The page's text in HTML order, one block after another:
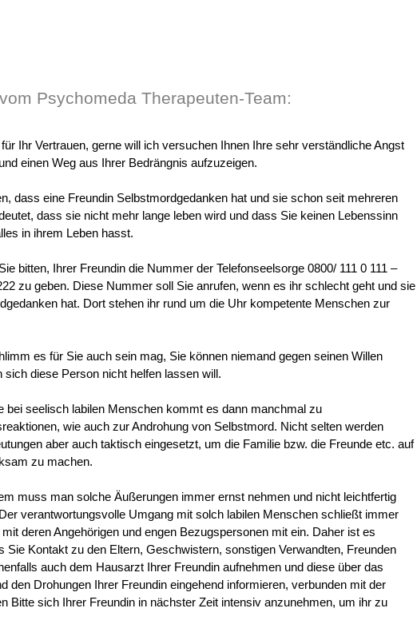
Psychomeda Therapeuten-Team:
Ihr Vertrauen, gerne will ich versuchen Ihnen Ihre sehr verständliche Angst
einen Weg aus Ihrer Bedrängnis aufzuzeigen.
dass eine Freundin Selbstmordgedanken hat und sie schon seit mehreren
dass sie nicht mehr lange leben wird und dass Sie keinen Lebenssinn
in ihrem Leben hasst.
bitten, Ihrer Freundin die Nummer der Telefonseelsorge 0800/ 111 0 111 –
zu geben. Diese Nummer soll Sie anrufen, wenn es ihr schlecht geht und sie
hat. Dort stehen ihr rund um die Uhr kompetente Menschen zur
es für Sie auch sein mag, Sie können niemand gegen seinen Willen
sich diese Person nicht helfen lassen will.
bei seelisch labilen Menschen kommt es dann manchmal zu
wie auch zur Androhung von Selbstmord. Nicht selten werden
aber auch taktisch eingesetzt, um die Familie bzw. die Freunde etc. auf
zu machen.
muss man solche Äußerungen immer ernst nehmen und nicht leichtfertig
verantwortungsvolle Umgang mit solch labilen Menschen schließt immer
deren Angehörigen und engen Bezugspersonen mit ein. Daher ist es
Sie Kontakt zu den Eltern, Geschwistern, sonstigen Verwandten, Freunden
auch dem Hausarzt Ihrer Freundin aufnehmen und diese über das
den Drohungen Ihrer Freundin eingehend informieren, verbunden mit der
Bitte sich Ihrer Freundin in nächster Zeit intensiv anzunehmen, um ihr zu